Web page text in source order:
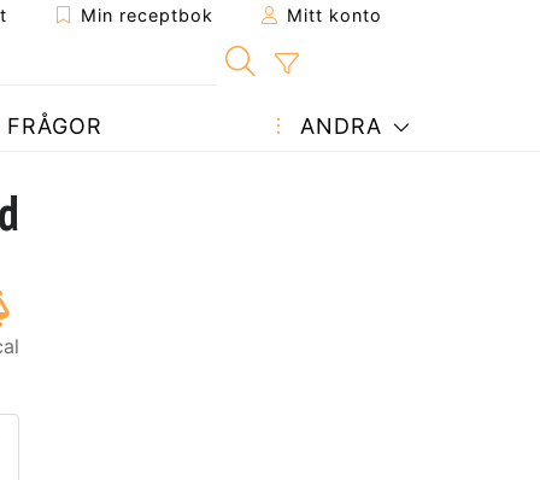
Min receptbok Mitt konto
FRÅGOR ANDRA
till en vän
sida
en fråga till författaren